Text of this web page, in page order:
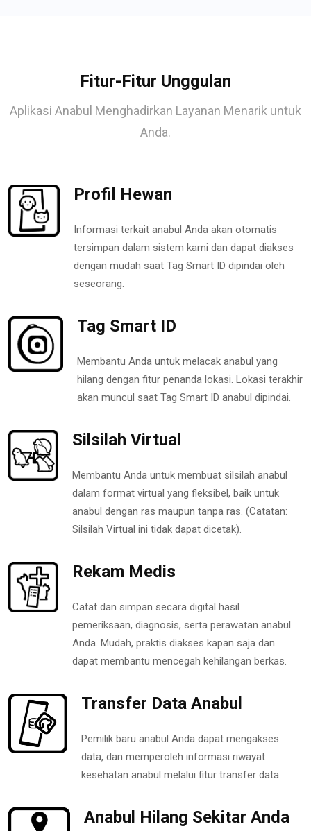
Fitur-Fitur Unggulan
Aplikasi Anabul Menghadirkan Layanan Menarik untuk
Anda.
Profil Hewan
Informasi terkait anabul Anda akan otomatis
tersimpan dalam sistem kami dan dapat diakses
dengan mudah saat Tag Smart ID dipindai oleh
seseorang.
Tag Smart ID
Membantu Anda untuk melacak anabul yang
hilang dengan fitur penanda lokasi. Lokasi terakhir
akan muncul saat Tag Smart ID anabul dipindai.
Silsilah Virtual
Membantu Anda untuk membuat silsilah anabul
dalam format virtual yang fleksibel, baik untuk
anabul dengan ras maupun tanpa ras. (Catatan:
Silsilah Virtual ini tidak dapat dicetak).
Rekam Medis
Catat dan simpan secara digital hasil
pemeriksaan, diagnosis, serta perawatan anabul
Anda. Mudah, praktis diakses kapan saja dan
dapat membantu mencegah kehilangan berkas.
Transfer Data Anabul
Pemilik baru anabul Anda dapat mengakses
data, dan memperoleh informasi riwayat
kesehatan anabul melalui fitur transfer data.
Anabul Hilang Sekitar Anda